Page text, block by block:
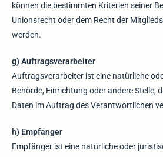
können die bestimmten Kriterien seiner
Unionsrecht oder dem Recht der
werden.
g) Auftragsverarbeiter
Auftragsverarbeiter ist eine natürliche
Behörde, Einrichtung oder andere Stelle,
Daten im Auftrag des Verantwortlichen
h) Empfänger
Empfänger ist eine natürliche oder